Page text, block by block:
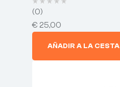
(0)
€ 25,00
AÑADIR A LA CESTA